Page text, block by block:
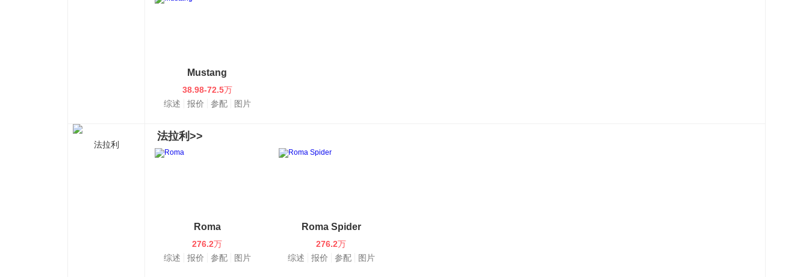
Mustang
38.98-72.5万
综述
报价 参配 图片
法拉利
法拉利>>
Roma
276.2万
综述
报价 参配 图片
Roma Spider
276.2万
综述
报价 参配 图片